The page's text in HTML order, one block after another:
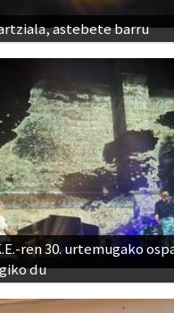
astebete barru
ren 30. urtemugako
du